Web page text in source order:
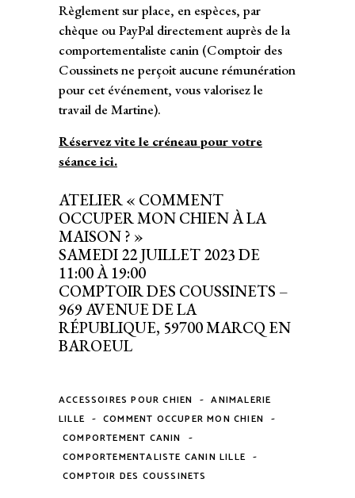
Règlement sur place, en espèces, par
chèque ou PayPal directement auprès de la
comportementaliste canin (Comptoir des
Coussinets ne perçoit aucune rémunération
pour cet événement, vous valorisez le
travail de Martine).
Réservez vite le créneau pour votre
séance ici.
ATELIER « COMMENT
OCCUPER MON CHIEN À LA
MAISON ? »
SAMEDI 22 JUILLET 2023 DE
11:00 À 19:00
COMPTOIR DES COUSSINETS –
969 AVENUE DE LA
RÉPUBLIQUE, 59700 MARCQ EN
BAROEUL
ACCESSOIRES POUR CHIEN - ANIMALERIE
LILLE - COMMENT OCCUPER MON CHIEN -
COMPORTEMENT CANIN -
COMPORTEMENTALISTE CANIN LILLE -
COMPTOIR DES COUSSINETS